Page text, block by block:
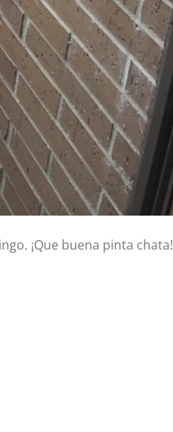
¡Que buena pinta chata!